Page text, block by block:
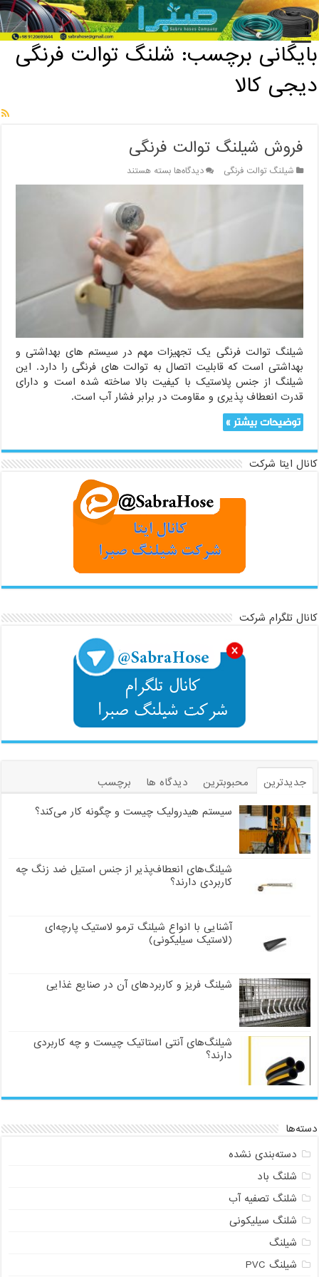
خانه / بایگانی برچسب: شلنگ توالت فرنگی دیجی کالا
بایگانی برچسب: شلنگ توالت فرنگی
دیجی کالا
فروش شیلنگ توالت فرنگی
شیلنگ توالت فرنگی دیدگاه‌هابرای
فروش
بسته هستند
شیلنگ توالت فرنگی یک تجهیزات مهم در سیستم های بهداشتی و
بهداشتی است که قابلیت اتصال به توالت های فرنگی را دارد. این
شیلنگ از جنس پلاستیک با کیفیت بالا ساخته شده است و دارای
قدرت انعطاف پذیری و مقاومت در برابر فشار آب است.
توضیحات بیشتر »
کانال ایتا شرکت
کانال تلگرام شرکت
جدیدترین محبوبترین دیدگاه ها
برچسب
سیستم هیدرولیک چیست و چگونه کار می‌کند؟
شیلنگ‌های انعطاف‌پذیر از جنس استیل ضد زنگ چه
کاربردی دارند؟
آشنایی با انواع شیلنگ ترمو لاستیک پارچه‌ای
(لاستیک سیلیکونی)
شیلنگ فریز و کاربردهای آن در صنایع غذایی
شیلنگ‌های آنتی استاتیک چیست و چه کاربردی
دارند؟
دسته‌ها
دسته‌بندی نشده
شلنگ باد
شلنگ تصفیه آب
شلنگ سیلیکونی
شیلنگ
شیلنگ PVC